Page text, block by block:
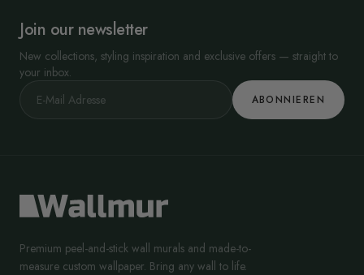
Join our newsletter
New collections, styling inspiration and exclusive offers — straight to
your inbox.
ABONNIEREN
Premium peel-and-stick wall murals and made-to-
measure custom wallpaper. Bring any wall to life.